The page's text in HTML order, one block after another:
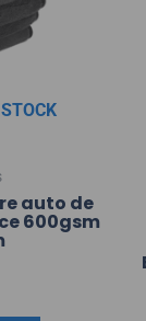
auto de
600gsm